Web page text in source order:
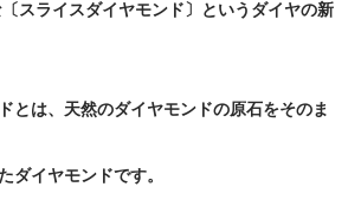
スライスダイヤモンド〕というダイヤの新
とは、天然のダイヤモンドの原石をそのま
ダイヤモンドです。